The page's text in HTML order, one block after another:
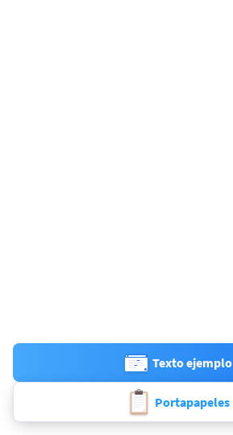
Texto ejemplo
Portapapeles